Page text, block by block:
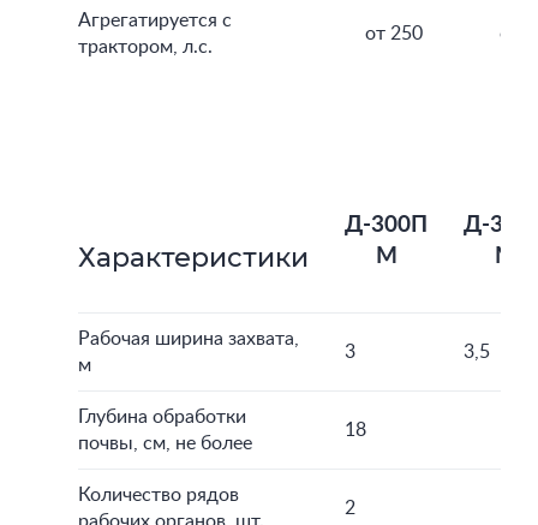
Агрегатируется с
трактором, л.с.
от 250 от
Характеристики
Д-300П
М
Д-
М
Рабочая ширина захвата,
м
3 3,5
Глубина обработки
почвы, см, не более
18
Количество рядов
2